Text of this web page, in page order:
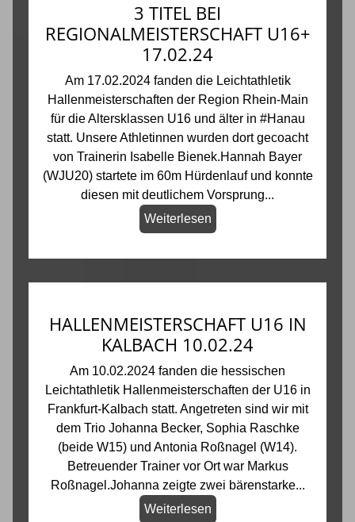
3 TITEL BEI
REGIONALMEISTERSCHAFT U16+
17.02.24
Am 17.02.2024 fanden die Leichtathletik
Hallenmeisterschaften der Region Rhein-Main
für die Altersklassen U16 und älter in #Hanau
statt. Unsere Athletinnen wurden dort gecoacht
von Trainerin Isabelle Bienek.Hannah Bayer
(WJU20) startete im 60m Hürdenlauf und konnte
diesen mit deutlichem Vorsprung...
Weiterlesen
HALLENMEISTERSCHAFT U16 IN
KALBACH 10.02.24
Am 10.02.2024 fanden die hessischen
Leichtathletik Hallenmeisterschaften der U16 in
Frankfurt-Kalbach statt. Angetreten sind wir mit
dem Trio Johanna Becker, Sophia Raschke
(beide W15) und Antonia Roßnagel (W14).
Betreuender Trainer vor Ort war Markus
Roßnagel.Johanna zeigte zwei bärenstarke...
Weiterlesen